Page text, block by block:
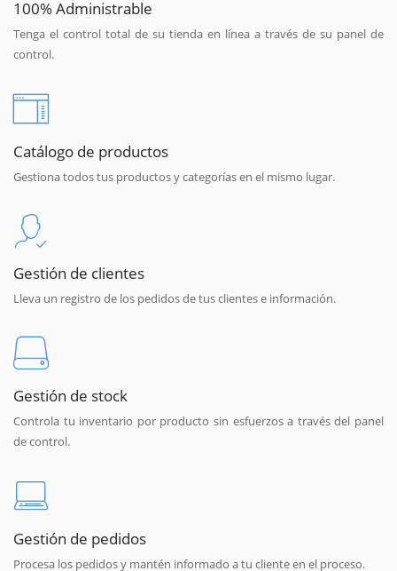
100% Administrable
Tenga el control total de su tienda en línea a través de su panel de
control.
Catálogo de productos
Gestiona todos tus productos y categorías en el mismo lugar.
Gestión de clientes
Lleva un registro de los pedidos de tus clientes e información.
Gestión de stock
Controla tu inventario por producto sin esfuerzos a través del panel
de control.
Gestión de pedidos
Procesa los pedidos y mantén informado a tu cliente en el proceso.